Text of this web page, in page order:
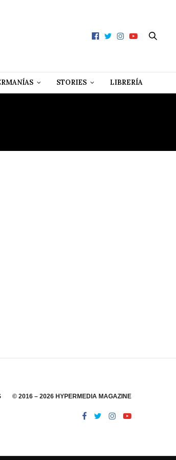
STORIES LIBRERÍA
© 2016 – 2026 HYPERMEDIA MAGAZINE